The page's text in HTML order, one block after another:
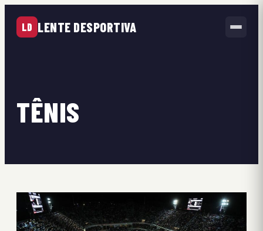
LD LENTE DESPORTIVA
TÊNIS